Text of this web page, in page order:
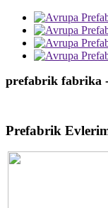
prefabrik fabrika
Prefabrik